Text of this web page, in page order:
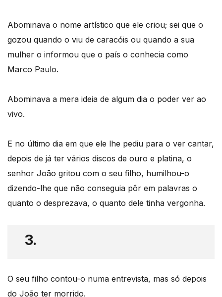
Abominava o nome artístico que ele criou; sei que o
gozou quando o viu de caracóis ou quando a sua
mulher o informou que o país o conhecia como
Marco Paulo.
Abominava a mera ideia de algum dia o poder ver ao
vivo.
E no último dia em que ele lhe pediu para o ver cantar,
depois de já ter vários discos de ouro e platina, o
senhor João gritou com o seu filho, humilhou-o
dizendo-lhe que não conseguia pôr em palavras o
quanto o desprezava, o quanto dele tinha vergonha.
3.
O seu filho contou-o numa entrevista, mas só depois
do João ter morrido.